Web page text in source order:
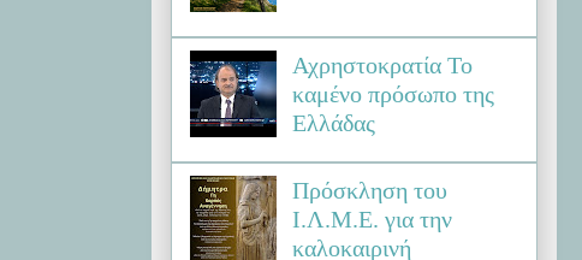
Αχρηστοκρατία Το
καμένο πρόσωπο της
Ελλάδας
Πρόσκληση του
Ι.Λ.Μ.Ε. για την
καλοκαιρινή